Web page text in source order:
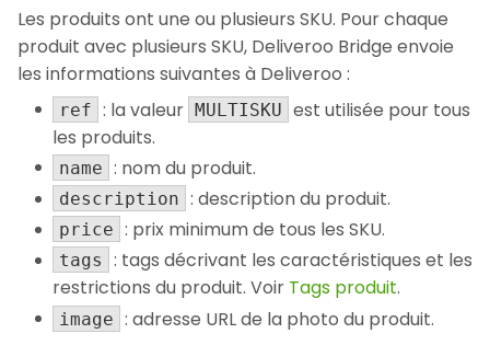
Les produits ont une ou plusieurs SKU. Pour chaque
produit avec plusieurs SKU, Deliveroo Bridge envoie
les informations suivantes à Deliveroo :
ref : la valeur MULTISKU est utilisée pour tous
les produits.
name : nom du produit.
description : description du produit.
price : prix minimum de tous les SKU.
tags
: tags décrivant les caractéristiques et les
restrictions du produit. Voir Tags produit.
image : adresse URL de la photo du produit.